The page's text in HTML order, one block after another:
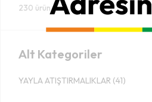
230 ürün
Alt Kategoriler
YAYLA ATIŞTIRMALIKLAR (41)